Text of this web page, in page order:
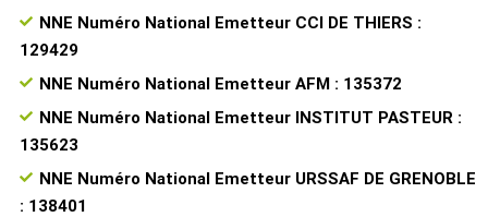
NNE Numéro National Emetteur CCI DE THIERS :
129429
NNE Numéro National Emetteur AFM : 135372
NNE Numéro National Emetteur INSTITUT PASTEUR :
135623
NNE Numéro National Emetteur URSSAF DE GRENOBLE
: 138401